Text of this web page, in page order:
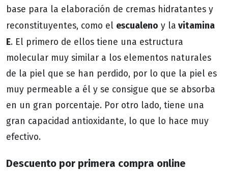
Descuento por primera compra online
base para la elaboración de cremas hidratantes y
reconstituyentes, como el escualeno y la vitamina
E. El primero de ellos tiene una estructura
molecular muy similar a los elementos naturales
de la piel que se han perdido, por lo que la piel es
muy permeable a él y se consigue que se absorba
en un gran porcentaje. Por otro lado, tiene una
gran capacidad antioxidante, lo que lo hace muy
efectivo.